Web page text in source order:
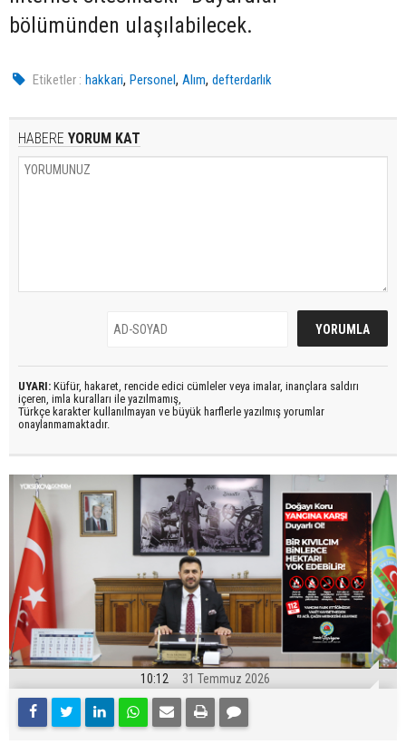
bölümünden ulaşılabilecek.
Etiketler : hakkari,Personel,Alım,defterdarlık
HABERE YORUM KAT
UYARI: Küfür, hakaret, rencide edici cümleler veya imalar, inançlara saldırı
içeren, imla kuralları ile yazılmamış,
Türkçe karakter kullanılmayan ve büyük harflerle yazılmış yorumlar
onaylanmamaktadır.
10:12 31 Temmuz 2026